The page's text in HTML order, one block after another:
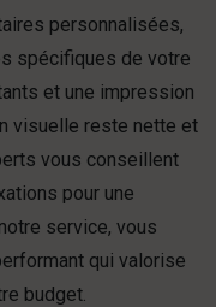
personnalisées,
spécifiques de votre
et une impression
visuelle reste nette et
vous conseillent
pour une
service, vous
qui valorise
budget.